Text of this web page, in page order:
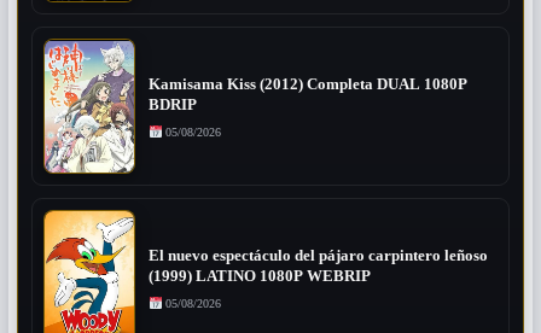
Kamisama Kiss (2012) Completa DUAL 1080P
BDRIP
05/08/2026
El nuevo espectáculo del pájaro carpintero leñoso
(1999) LATINO 1080P WEBRIP
05/08/2026